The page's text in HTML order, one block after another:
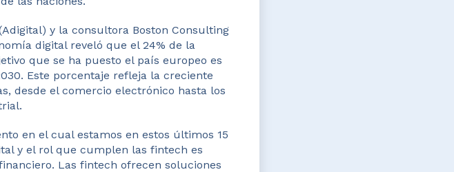
y la consultora Boston Consulting
digital reveló que el 24% de la
que se ha puesto el país europeo es
Este porcentaje refleja la creciente
desde el comercio electrónico hasta los
en el cual estamos en estos últimos 15
y el rol que cumplen las fintech es
Las fintech ofrecen soluciones